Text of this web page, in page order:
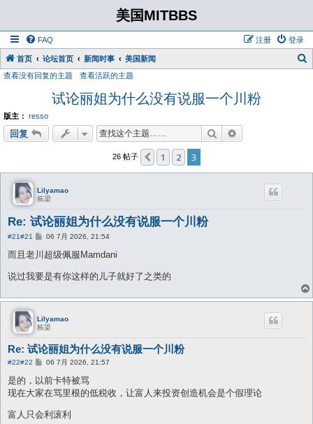
美国MITBBS
FAQ 登录
注册
首页 论坛首页 新闻时事 美国新闻
查看没有回复的主题 查看活跃的主题
试论丽姐为什么没有说服一个川粉
版主： resso
回复 搜索
26 帖子 上一页
1 2 3
Lilyamao
栋梁
Re: 试论丽姐为什么没有说服一个川粉
#21#21
帖
06 7月 2026, 21:54
而且老川超级佩服Mamdani
说过我要是有你这样的儿子就好了之类的
Lilyamao
栋梁
Re: 试论丽姐为什么没有说服一个川粉
#22#22
帖
06 7月 2026, 21:57
是的，以前卡特被骂
现在大家在骂里根的低税收，让富人来投资创造机会是个假理论
富人只会利滚利